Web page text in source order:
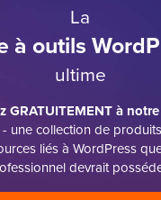
La
à outils
ultime
GRATUITEMENT à
- une collection de
liés à WordPress
devrait